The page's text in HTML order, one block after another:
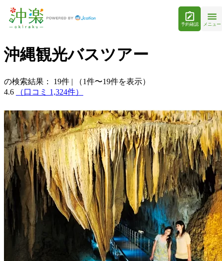
予約確認 メニュー
沖縄観光バスツアー
の検索結果： 19件 |
（1件〜19件を表示）
4.6
（口コミ 1,324件）